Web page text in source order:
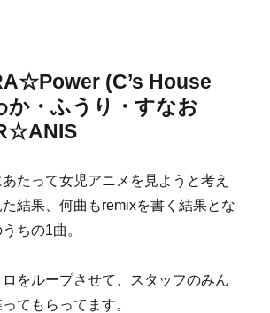
(C’s House
か・ふうり・すなお
たって女児アニメを見ようと考え
結果、何曲もremixを書く結果とな
ちの1曲。
をループさせて、スタッフのみん
てもらってます。